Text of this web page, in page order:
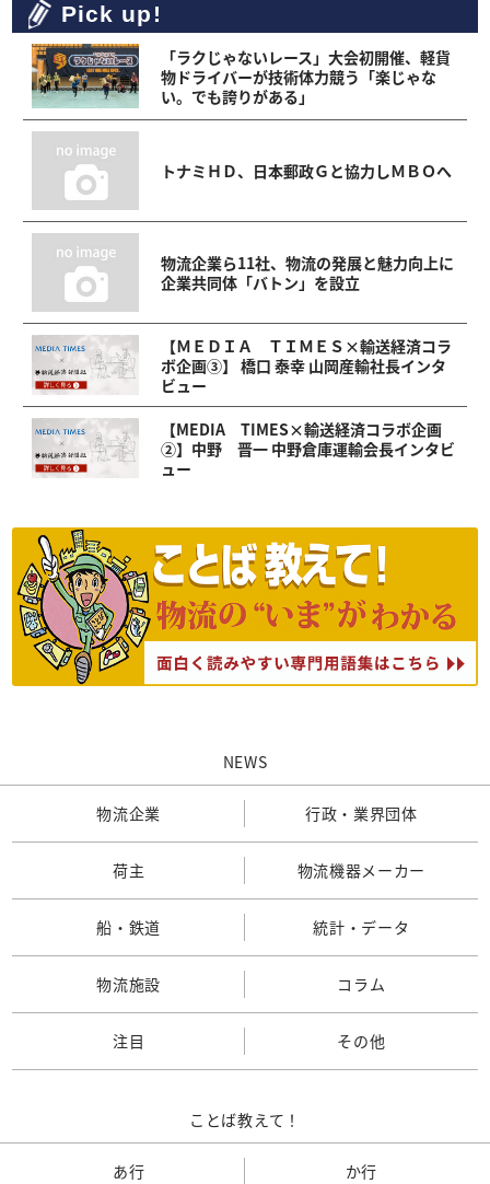
Pick up!
「ラクじゃないレース」大会初開催、軽貨
物ドライバーが技術体力競う「楽じゃな
い。でも誇りがある」
トナミＨＤ、日本郵政Ｇと協力しＭＢＯへ
物流企業ら11社、物流の発展と魅力向上に
企業共同体「バトン」を設立
【ＭＥＤＩＡ ＴＩＭＥＳ×輸送経済コラ
ボ企画③】 橋口 泰幸 山岡産輸社長インタ
ビュー
【MEDIA TIMES×輸送経済コラボ企画
②】中野 晋一 中野倉庫運輸会長インタビ
ュー
NEWS
物流企業 行政・業界団体
荷主 物流機器メーカー
船・鉄道 統計・データ
物流施設 コラム
注目 その他
ことば教えて！
あ行 か行